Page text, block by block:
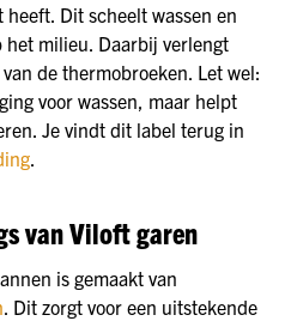
Dit scheelt wassen en
het milieu. Daarbij verlengt
de thermobroeken. Let wel:
voor wassen, maar helpt
Je vindt dit label terug in
.
van Viloft garen
is gemaakt van
. Dit zorgt voor een uitstekende